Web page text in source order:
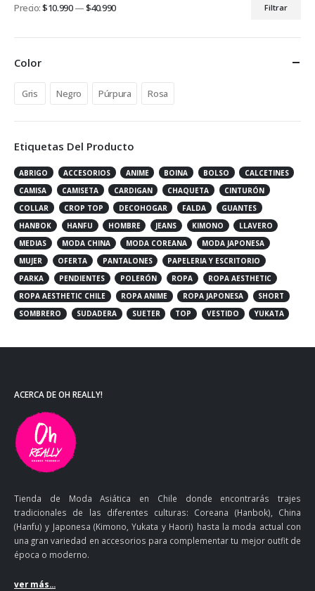
Precio
Precio
Filtrar
Precio:$10.990—$40.990
Color
Gris Negro Púrpura Rosa
Etiquetas Del Producto
ABRIGO ACCESORIOS ANIME BOINA BOLSO
CALCETINES
CAMISA
CAMISETA CARDIGAN CHAQUETA
CINTURÓN
COLLAR
CROP TOP DECOHOGAR FALDA
GUANTES
HANBOK
HANFU HOMBRE JEANS KIMONO
LLAVERO
MEDIAS
MODA CHINA MODA COREANA
MODA JAPONESA
MUJER
OFERTA PANTALONES
PAPELERIA Y ESCRITORIO
PARKA
PENDIENTES POLERÓN ROPA
ROPA AESTHETIC
ROPA AESTHETIC CHILE
ROPA ANIME ROPA JAPONESA
SHORT
SOMBRERO
SUDADERA SUETER TOP VESTIDO YUKATA
ACERCA DE OH REALLY!
Tienda de Moda Asiática en Chile donde encontrarás trajes
tradicionales de las diferentes culturas: Coreana (Hanbok), China
(Hanfu) y Japonesa (Kimono, Yukata y Haori) hasta la moda actual con
una gran variedad en accesorios para complementar tu mejor outfit de
época o moderno.
ver más...